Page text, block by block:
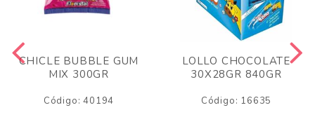
CHICLE BUBBLE GUM
MIX 300GR
Código: 40194
LOLLO CHOCOLATE
30X28GR 840GR
Código: 16635